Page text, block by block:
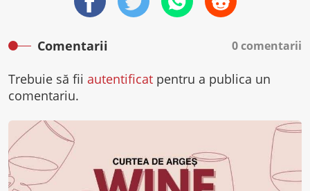
Comentarii 0 comentarii
Trebuie să fii autentificat pentru a publica un
comentariu.